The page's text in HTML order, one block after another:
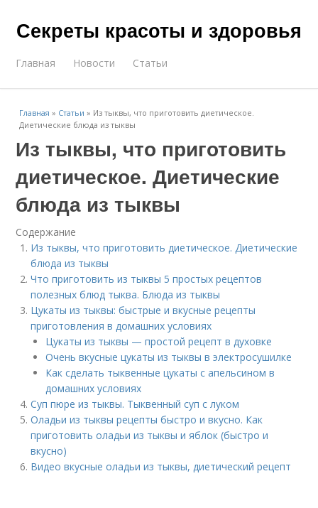
Секреты красоты и здоровья
Главная Новости Статьи
Главная » Статьи » Из тыквы, что приготовить диетическое.
Диетические блюда из тыквы
Из тыквы, что приготовить
диетическое. Диетические
блюда из тыквы
Содержание
Из тыквы, что приготовить диетическое. Диетические
блюда из тыквы
Что приготовить из тыквы 5 простых рецептов
полезных блюд тыква. Блюда из тыквы
Цукаты из тыквы: быстрые и вкусные рецепты
приготовления в домашних условиях
Цукаты из тыквы — простой рецепт в духовке
Очень вкусные цукаты из тыквы в электросушилке
Как сделать тыквенные цукаты с апельсином в
домашних условиях
Суп пюре из тыквы. Тыквенный суп с луком
Оладьи из тыквы рецепты быстро и вкусно. Как
приготовить оладьи из тыквы и яблок (быстро и
вкусно)
Видео вкусные оладьи из тыквы, диетический рецепт